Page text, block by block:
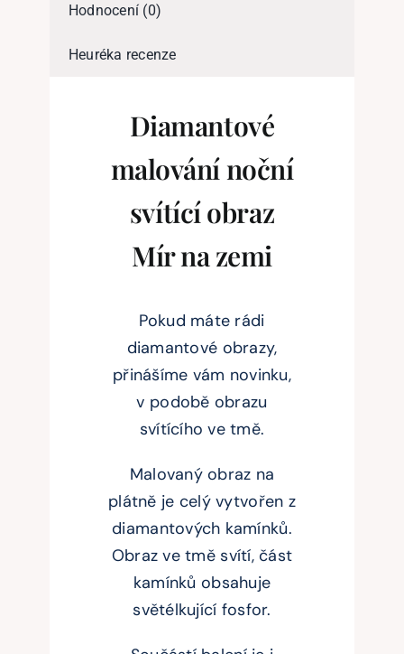
Hodnocení (0)
Heuréka recenze
Diamantové
malování noční
svítící obraz
Mír na zemi
Pokud máte rádi
diamantové obrazy,
přinášíme vám novinku,
v podobě obrazu
svítícího ve tmě.
Malovaný obraz na
plátně je celý vytvořen z
diamantových kamínků.
Obraz ve tmě svítí, část
kamínků obsahuje
světélkující fosfor.